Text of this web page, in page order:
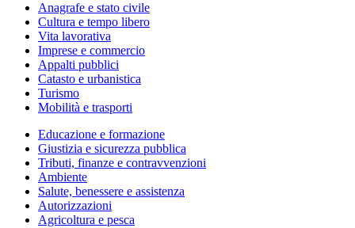
Anagrafe e stato civile
Cultura e tempo libero
Vita lavorativa
Imprese e commercio
Appalti pubblici
Catasto e urbanistica
Turismo
Mobilità e trasporti
Educazione e formazione
Giustizia e sicurezza pubblica
Tributi, finanze e contravvenzioni
Ambiente
Salute, benessere e assistenza
Autorizzazioni
Agricoltura e pesca